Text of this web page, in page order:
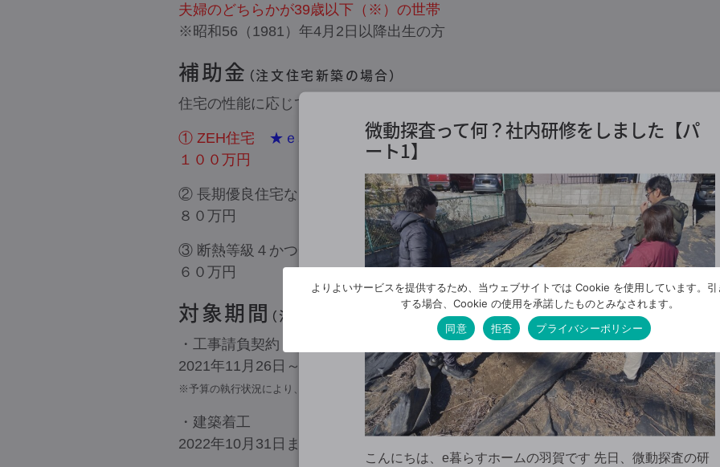
夫婦のどちらかが39歳以下（※）の世帯
※昭和56（1981）年4月2日以降出生の方
補助金 （注文住宅新築の場合）
住宅の性能に応じて補助額が決まります
① ZEH住宅 ★ｅ暮らすホームの建てるお家は、標準仕様で①に該当します
１００万円
② 長期優良住宅など
８０万円
③ 断熱等級４かつ一次エネルギー消費量等級４の住宅
６０万円
対象期間 （注文住宅新築の場合）
・工事請負契約
2021年11月26日～2022年10月31日（※）
※予算の執行状況により、変更の場合もあり
・建築着工
2022年10月31日まで
微動探査って何？社内研修をしました【パ
ート1】
こんにちは、e暮らすホームの羽賀です 先日、微動探査の研
よりよいサービスを提供するため、当ウェブサイトでは Cookie を使用しています。引
する場合、Cookie の使用を承諾したものとみなされます。
同意
拒否 プライバシーポリシー